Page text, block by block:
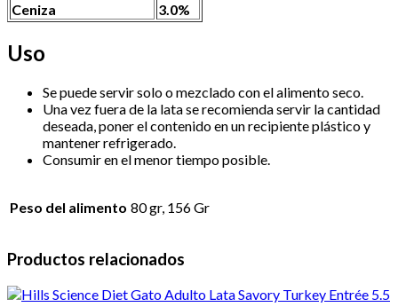
Ceniza
3.0%
Uso
Se puede servir solo o mezclado con el alimento seco.
Una vez fuera de la lata se recomienda servir la cantidad
deseada, poner el contenido en un recipiente plástico y
mantener refrigerado.
Consumir en el menor tiempo posible.
Peso del alimento 80 gr, 156 Gr
Productos relacionados